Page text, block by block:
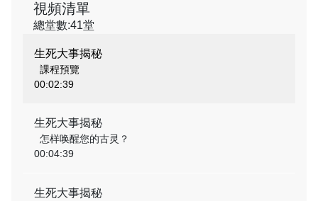
視頻清單
總堂數:41堂
生死大事揭秘
課程預覽
00:02:39
生死大事揭秘
怎样唤醒您的古灵？
00:04:39
生死大事揭秘